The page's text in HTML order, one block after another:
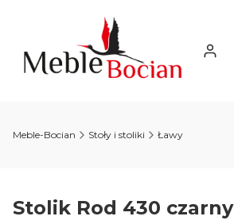
Meble-Bocian Stoły i stoliki Ławy
Stolik Rod 430 czarny